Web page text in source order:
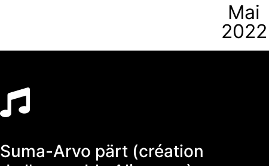
Mai
2022
Suma-Arvo pärt (création